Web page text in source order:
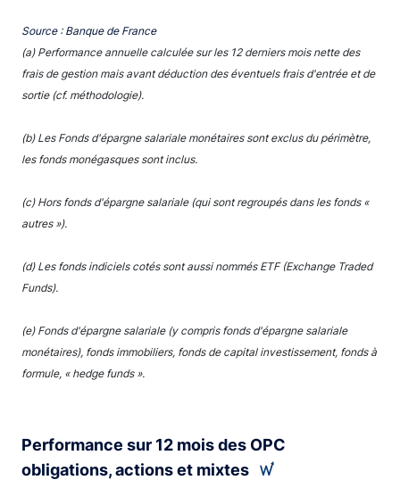
Source : Banque de France
(a) Performance annuelle calculée sur les 12 derniers mois nette des
frais de gestion mais avant déduction des éventuels frais d'entrée et de
sortie (cf. méthodologie).
(b) Les Fonds d'épargne salariale monétaires sont exclus du périmètre,
les fonds monégasques sont inclus.
(c) Hors fonds d'épargne salariale (qui sont regroupés dans les fonds «
autres »).
(d) Les fonds indiciels cotés sont aussi nommés ETF (Exchange Traded
Funds).
(e) Fonds d'épargne salariale (y compris fonds d'épargne salariale
monétaires), fonds immobiliers, fonds de capital investissement, fonds à
formule, « hedge funds ».
Performance sur 12 mois des OPC
obligations, actions et mixtes